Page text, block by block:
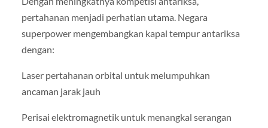
pertahanan menjadi perhatian utama. Negara
superpower mengembangkan kapal tempur antariksa
dengan:
Laser pertahanan orbital untuk melumpuhkan
ancaman jarak jauh
Perisai elektromagnetik untuk menangkal serangan